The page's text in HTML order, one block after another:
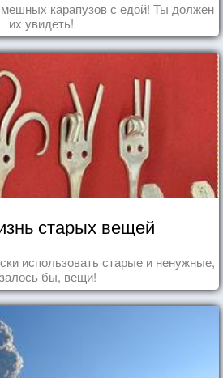
карапузов с едой! Ты должен
их увидеть!
старых вещей
использовать старые и ненужные,
бы, вещи!